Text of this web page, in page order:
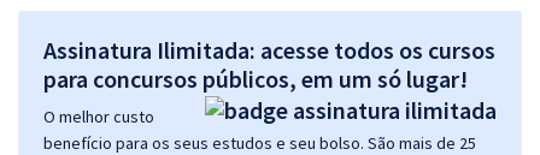
Assinatura Ilimitada: acesse todos os cursos
para concursos públicos, em um só lugar!
O melhor custo
benefício para os seus estudos e seu bolso. São mais de 25